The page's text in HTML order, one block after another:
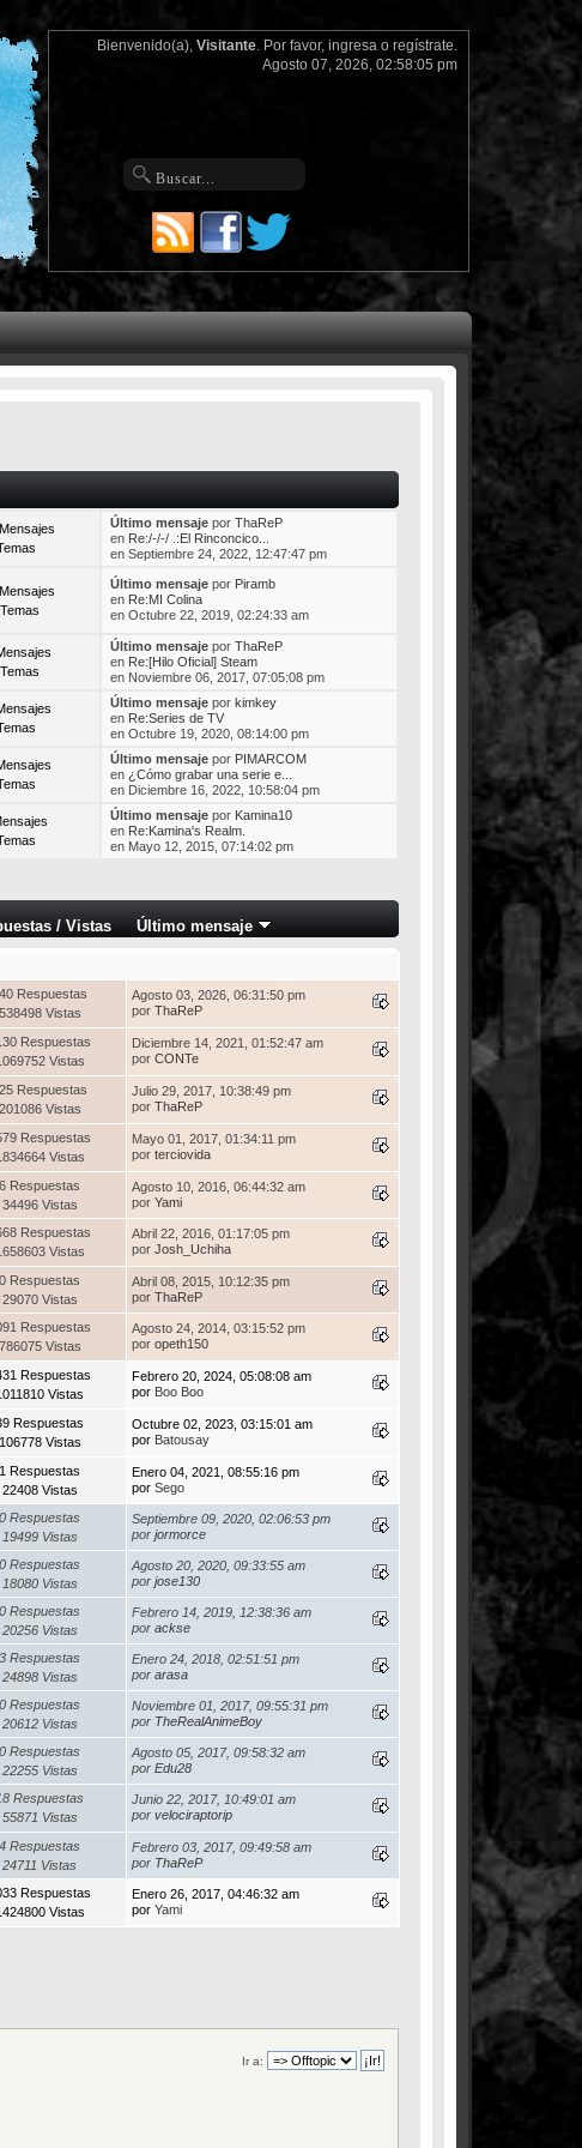
Bienvenido(a), Visitante. Por favor, ingresao regístrate.
Agosto 07, 2026, 02:58:05 pm
Último mensaje porThaReP
en Re:/-/-/ .:El Rinconcico...
en Septiembre 24, 2022, 12:47:47 pm
Último mensaje por Piramb
en Re:MI Colina
en Octubre 22, 2019, 02:24:33 am
Último mensaje porThaReP
en Re:[Hilo Oficial] Steam
en Noviembre 06, 2017, 07:05:08 pm
Último mensaje porkimkey
en Re:Series de TV
en Octubre 19, 2020, 08:14:00 pm
Último mensaje por PIMARCOM
en ¿Cómo grabar una serie e...
en Diciembre 16, 2022, 10:58:04 pm
Último mensaje por Kamina10
en Re:Kamina's Realm.
en Mayo 12, 2015, 07:14:02 pm
/ Vistas Último mensaje
Respuestas
538498 Vistas
Agosto 03, 2026, 06:31:50 pm
por ThaReP
Respuestas
Vistas
Diciembre 14, 2021, 01:52:47 am
por CONTe
Respuestas
201086 Vistas
Julio 29, 2017, 10:38:49 pm
por ThaReP
Respuestas
Vistas
Mayo 01, 2017, 01:34:11 pm
por terciovida
6 Respuestas
34496 Vistas
Agosto 10, 2016, 06:44:32 am
por Yami
Respuestas
Vistas
Abril 22, 2016, 01:17:05 pm
por Josh_Uchiha
0 Respuestas
29070 Vistas
Abril 08, 2015, 10:12:35 pm
por ThaReP
Respuestas
786075 Vistas
Agosto 24, 2014, 03:15:52 pm
por opeth150
Respuestas
Vistas
Febrero 20, 2024, 05:08:08 am
por Boo Boo
Respuestas
106778 Vistas
Octubre 02, 2023, 03:15:01 am
por Batousay
1 Respuestas
22408 Vistas
Enero 04, 2021, 08:55:16 pm
por Sego
0 Respuestas
19499 Vistas
Septiembre 09, 2020, 02:06:53 pm
por jormorce
0 Respuestas
18080 Vistas
Agosto 20, 2020, 09:33:55 am
por jose130
0 Respuestas
20256 Vistas
Febrero 14, 2019, 12:38:36 am
por ackse
3 Respuestas
24898 Vistas
Enero 24, 2018, 02:51:51 pm
por arasa
0 Respuestas
20612 Vistas
Noviembre 01, 2017, 09:55:31 pm
por TheRealAnimeBoy
0 Respuestas
22255 Vistas
Agosto 05, 2017, 09:58:32 am
por Edu28
Respuestas
55871 Vistas
Junio 22, 2017, 10:49:01 am
por velociraptorip
4 Respuestas
24711 Vistas
Febrero 03, 2017, 09:49:58 am
por ThaReP
Respuestas
Vistas
Enero 26, 2017, 04:46:32 am
por Yami
Ir a: